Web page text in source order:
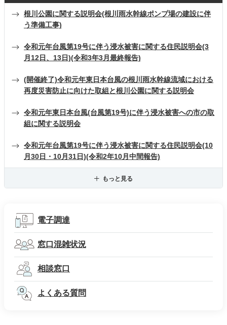
根川公園に関する説明会(根川雨水幹線ポンプ場の建設に伴
う準備工事)
令和元年台風第19号に伴う浸水被害に関する住民説明会(3
月12日、13日)(令和3年3月最終報告)
(開催終了)令和元年東日本台風の根川雨水幹線流域における
再度災害防止に向けた取組と根川公園に関する説明会
令和元年東日本台風(台風第19号)に伴う浸水被害への市の取
組に関する説明会
令和元年台風第19号に伴う浸水被害に関する住民説明会(10
月30日・10月31日)(令和2年10月中間報告)
もっと見る
電子調達
窓口混雑状況
相談窓口
よくある質問